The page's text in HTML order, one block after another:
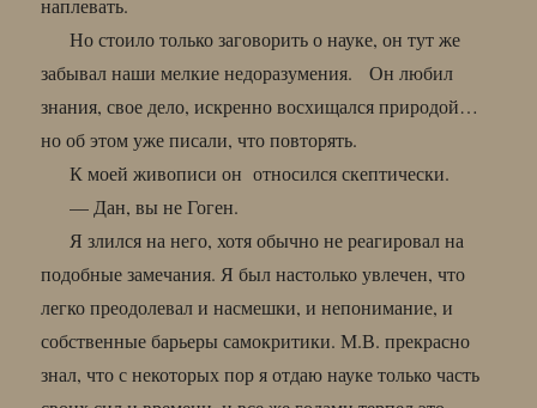
наплевать.
Но стоило только заговорить о науке, он тут же
забывал наши мелкие недоразумения. Он любил
знания, свое дело, искренно восхищался природой…
но об этом уже писали, что повторять.
К моей живописи он относился скептически.
— Дан, вы не Гоген.
Я злился на него, хотя обычно не реагировал на
подобные замечания. Я был настолько увлечен, что
легко преодолевал и насмешки, и непонимание, и
собственные барьеры самокритики. М.В. прекрасно
знал, что с некоторых пор я отдаю науке только часть